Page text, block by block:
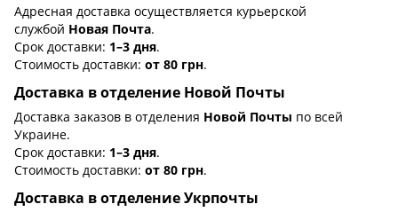
Адресная доставка осуществляется курьерской
службой Новая Почта.
Срок доставки: 1–3 дня.
Стоимость доставки: от 80 грн.
Доставка в отделение Новой Почты
Доставка заказов в отделения Новой Почты по всей
Украине.
Срок доставки: 1–3 дня.
Стоимость доставки: от 80 грн.
Доставка в отделение Укрпочты